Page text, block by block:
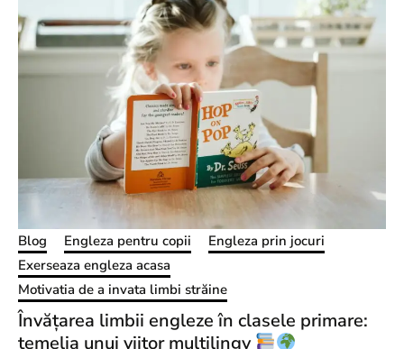
Blog Engleza pentru copii
Engleza prin jocuri
Exerseaza engleza acasa
Motivatia de a invata limbi străine
Învățarea limbii engleze în clasele primare:
temelia unui viitor multilingv